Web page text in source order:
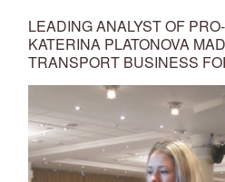
LEADING ANALYST OF
KATERINA PLATONOVA
TRANSPORT BUSINESS